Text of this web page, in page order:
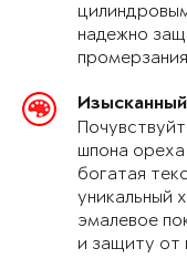
надежно
шпона
богатая
уникальный
эмалевое
и защиту от